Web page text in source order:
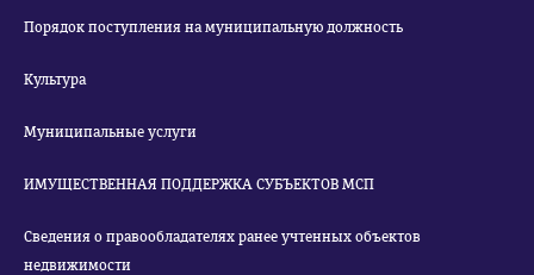
Порядок поступления на муниципальную должность
Культура
Муниципальные услуги
ИМУЩЕСТВЕННАЯ ПОДДЕРЖКА СУБЪЕКТОВ МСП
Сведения о правообладателях ранее учтенных объектов
недвижимости